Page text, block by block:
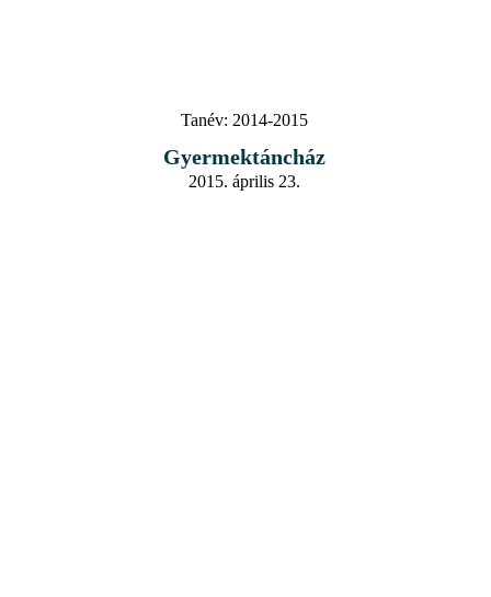
Tanév: 2014-2015
Gyermektáncház
2015. április 23.